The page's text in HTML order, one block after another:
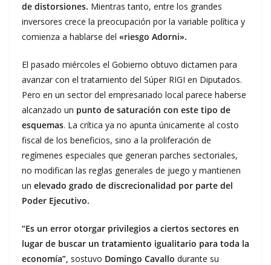
de distorsiones. Mientras tanto, entre los grandes
inversores crece la preocupación por la variable política y
comienza a hablarse del «riesgo Adorni».
El pasado miércoles el Gobierno obtuvo dictamen para
avanzar con el tratamiento del Súper RIGI en Diputados.
Pero en un sector del empresariado local parece haberse
alcanzado un punto de saturación con este tipo de
esquemas. La crítica ya no apunta únicamente al costo
fiscal de los beneficios, sino a la proliferación de
regímenes especiales que generan parches sectoriales,
no modifican las reglas generales de juego y mantienen
un elevado grado de discrecionalidad por parte del
Poder Ejecutivo.
“Es un error otorgar privilegios a ciertos sectores en
lugar de buscar un tratamiento igualitario para toda la
economía”, sostuvo Domingo Cavallo durante su